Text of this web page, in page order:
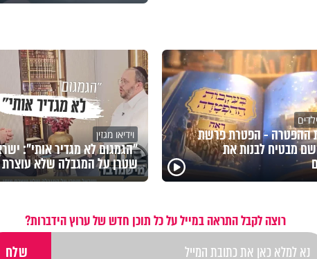
ההפטרה - הפטרת פרשת
מבטיח לבנות את
וידיאו מגזין
"הגמגום לא מגדיר אותי":
שטרן על המגבלה שלא עוצרת
רוצה לקבל התראה במייל על כל תוכן חדש של ערוץ הידברות?